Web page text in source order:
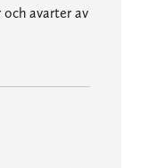
avarter av